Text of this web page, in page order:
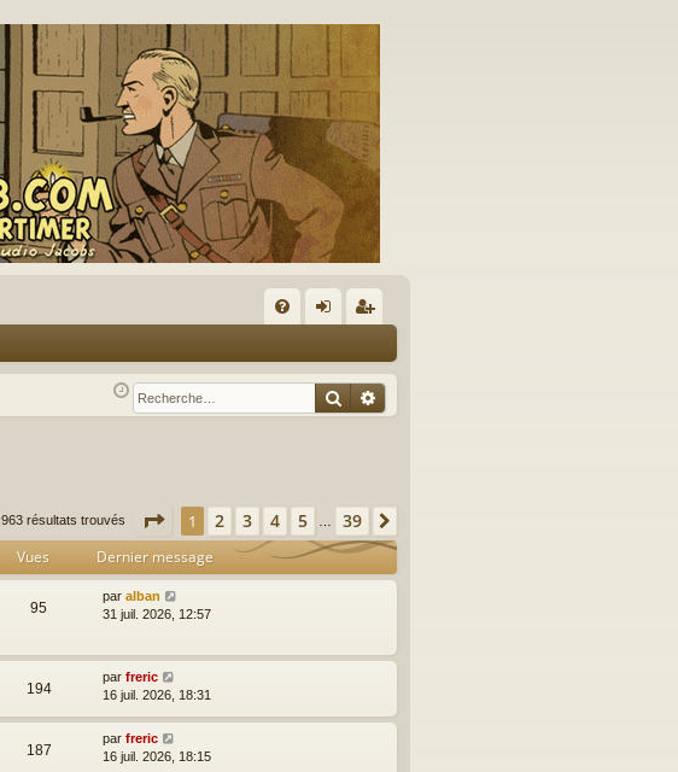
Q ne
xi
nr
eg
Rechercher
Recherche avancée
963 résultats trouvés Page 1sur 39
1 2 3 4 5 … 39
Vues Dernier message
95
par alban
31 juil. 2026, 12:57
194
par freric
16 juil. 2026, 18:31
187
par freric
16 juil. 2026, 18:15